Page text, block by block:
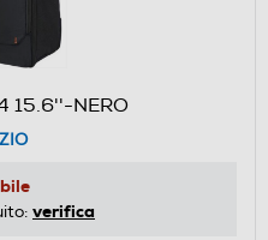
15.6''-NERO
verifica